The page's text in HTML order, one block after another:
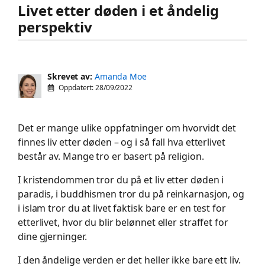
Livet etter døden i et åndelig
perspektiv
Skrevet av: Amanda Moe
Oppdatert:28/09/2022
Det er mange ulike oppfatninger om hvorvidt det
finnes liv etter døden – og i så fall hva etterlivet
består av. Mange tro er basert på religion.
I kristendommen tror du på et liv etter døden i
paradis, i buddhismen tror du på reinkarnasjon, og
i islam tror du at livet faktisk bare er en test for
etterlivet, hvor du blir belønnet eller straffet for
dine gjerninger.
I den åndelige verden er det heller ikke bare ett liv.